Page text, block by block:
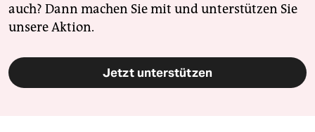
auch? Dann machen Sie mit und unterstützen Sie
unsere Aktion.
Jetzt unterstützen